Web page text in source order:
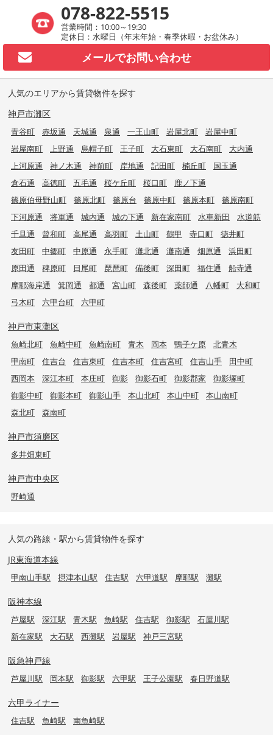
078-822-5515
営業時間：10:00～19:30
定休日：水曜日（年末年始・春季休暇・お盆休み）
メールでお問い合わせ
人気のエリアから賃貸物件を探す
神戸市灘区
青谷町 赤坂通 天城通 泉通 一王山町 岩屋北町
岩屋中町
岩屋南町
上野通 烏帽子町 王子町 大石東町 大石南町
大内通
上河原通
神ノ木通 神前町 岸地通 記田町 楠丘町
国玉通
倉石通
高徳町 五毛通 桜ケ丘町 桜口町
鹿ノ下通
篠原伯母野山町
篠原北町 篠原台 篠原中町 篠原本町
篠原南町
下河原通
将軍通 城内通 城の下通 新在家南町 水車新田
水道筋
千旦通
曾和町 高尾通 高羽町 土山町 鶴甲 寺口町
徳井町
友田町
中郷町 中原通 永手町 灘北通 灘南通 畑原通
浜田町
原田通
稗原町 日尾町 琵琶町 備後町 深田町 福住通
船寺通
摩耶海岸通
箕岡通 都通 宮山町 森後町 薬師通 八幡町
大和町
弓木町
六甲台町 六甲町
神戸市東灘区
魚崎北町 魚崎中町 魚崎南町 青木 岡本 鴨子ケ原
北青木
甲南町
住吉台 住吉東町 住吉本町 住吉宮町 住吉山手
田中町
西岡本
深江本町 本庄町 御影 御影石町 御影郡家
御影塚町
御影中町
御影本町 御影山手 本山北町 本山中町
本山南町
森北町
森南町
神戸市須磨区
多井畑東町
神戸市中央区
野崎通
人気の路線・駅から賃貸物件を探す
JR東海道本線
甲南山手駅 摂津本山駅 住吉駅 六甲道駅 摩耶駅 灘駅
阪神本線
芦屋駅 深江駅 青木駅 魚崎駅 住吉駅 御影駅
石屋川駅
新在家駅
大石駅 西灘駅 岩屋駅 神戸三宮駅
阪急神戸線
芦屋川駅 岡本駅 御影駅 六甲駅 王子公園駅 春日野道駅
六甲ライナー
住吉駅 魚崎駅 南魚崎駅